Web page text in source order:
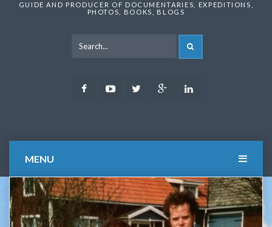
GUIDE AND PRODUCER OF DOCUMENTARIES, EXPEDITIONS,
PHOTOS, BOOKS, BLOGS
FacebookYoutubeTwitter Google
MENU